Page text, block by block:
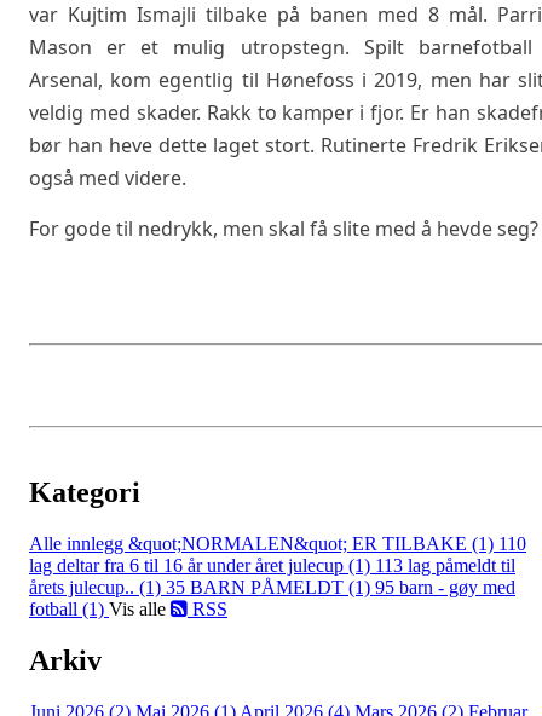
var Kujtim Ismajli tilbake på banen med 8 mål.
Mason er et mulig utropstegn. Spilt
Arsenal, kom egentlig til Hønefoss i 2019, men har
veldig med skader. Rakk to kamper i fjor. Er han
bør han heve dette laget stort. Rutinerte Fredrik
også med videre.
For gode til nedrykk, men skal få slite med å hevde seg?
Kategori
Alle innlegg &quot;NORMALEN&quot; ER TILBAKE (1) 110
lag deltar fra 6 til 16 år under året julecup (1) 113 lag påmeldt til
årets julecup.. (1) 35 BARN PÅMELDT (1) 95 barn - gøy med
fotball (1) Vis alle RSS
Arkiv